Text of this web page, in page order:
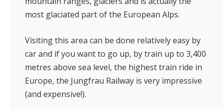
most glaciated part of the European Alps.
Visiting this area can be done relatively easy by
car and if you want to go up, by train up to 3,400
metres above sea level, the highest train ride in
Europe, the Jungfrau Railway is very impressive
(and expensive!).